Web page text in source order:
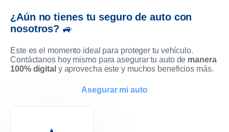
¿Aún no tienes tu seguro de auto con
nosotros? 🚙
Este es el momento ideal para proteger tu vehículo.
Contáctanos hoy mismo para asegurar tu auto de manera
100% digital y aprovecha este y muchos beneficios más.
Asegurar mi auto